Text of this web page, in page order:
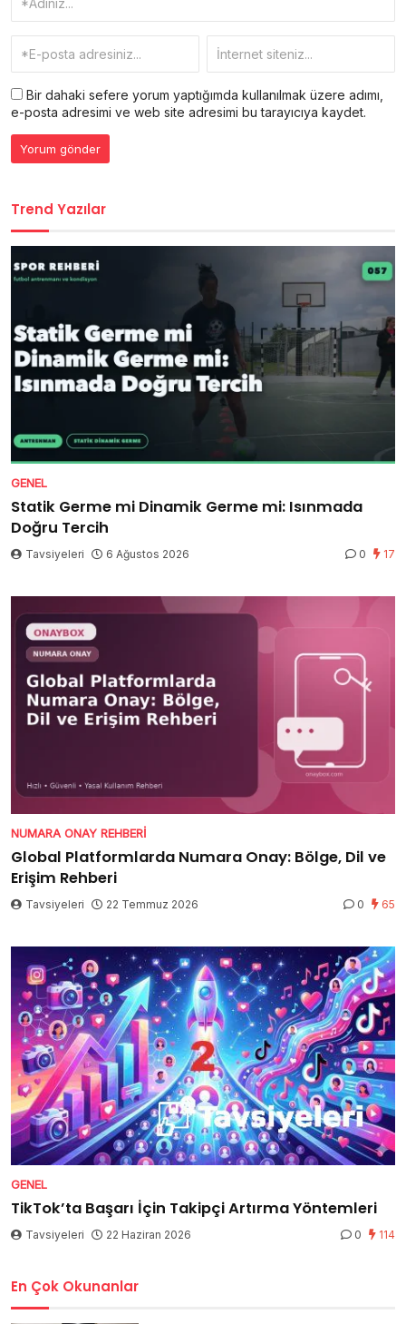
Bir dahaki sefere yorum yaptığımda kullanılmak üzere adımı,
e-posta adresimi ve web site adresimi bu tarayıcıya kaydet.
Trend Yazılar
GENEL
Statik Germe mi Dinamik Germe mi: Isınmada
Doğru Tercih
Tavsiyeleri 6 Ağustos 2026 0 17
NUMARA ONAY REHBERI
Global Platformlarda Numara Onay: Bölge, Dil ve
Erişim Rehberi
Tavsiyeleri 22 Temmuz 2026 0 65
GENEL
TikTok’ta Başarı İçin Takipçi Artırma Yöntemleri
Tavsiyeleri 22 Haziran 2026 0 114
En Çok Okunanlar